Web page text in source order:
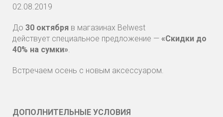
02.08.2019
До 30 октября в магазинах Belwest
действует специальное предложение — «Скидки до
40% на сумки».
Встречаем осень с новым аксессуаром.
ДОПОЛНИТЕЛЬНЫЕ УСЛОВИЯ